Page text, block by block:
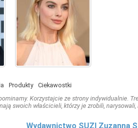
Produkty
Ciekawostki
Korzystajcie ze strony indywidualnie.
swoich właścicieli, którzy je zrobili,
Wydawnictwo SUZI Zuzanna